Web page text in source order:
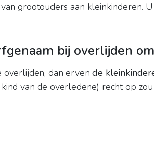
grootouders aan kleinkinderen.
bij overlijden
overlijden, dan erven de
van de overledene) recht op